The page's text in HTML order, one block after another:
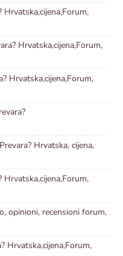
Hrvatska,cijena,Forum,
Hrvatska,cijena,Forum,
Hrvatska,cijena,Forum,
Hrvatska, cijena,
Hrvatska,cijena,Forum,
opinioni, recensioni forum,
Hrvatska,cijena,Forum,